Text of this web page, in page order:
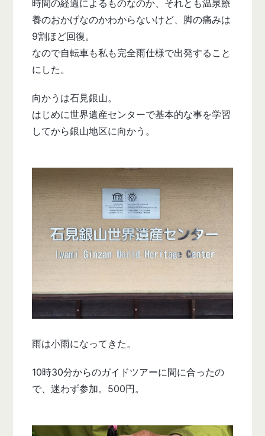
時間の経過によるものなのか、それとも温泉療
養のおかげなのかわからないけど、脚の痛みは
9割ほど回復。
なので自転車も私も完全雨仕様で出発すること
にした。
向かうは石見銀山。
はじめに世界遺産センターで基本的な事を学習
してから銀山地区に向かう。
雨は小雨になってきた。
10時30分からのガイドツアーに間に合ったの
で、迷わず参加。500円。